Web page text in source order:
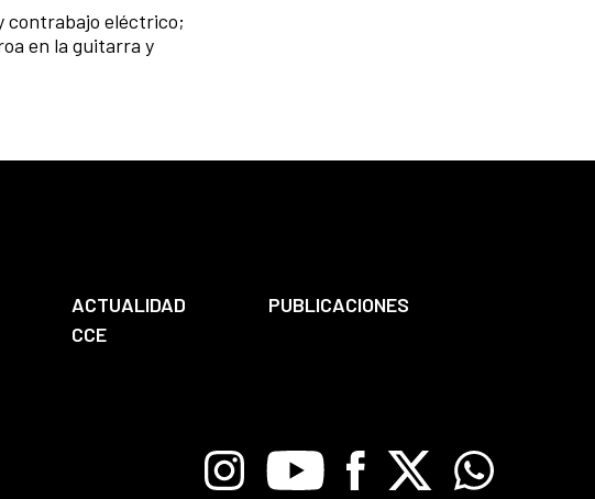
contrabajo eléctrico;
en la guitarra y
ACTUALIDAD
PUBLICACIONES
CCE
InstagramYoutube Facebook
X Whatsapp